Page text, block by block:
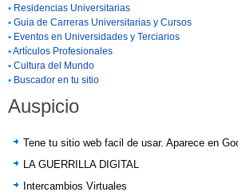
• Residencias Universitarias
• Guia de Carreras Universitarias y Cursos
• Eventos en Universidades y Terciarios
•Artículos Profesionales
• Cultura del Mundo
• Buscador en tu sitio
Auspicio
Tene tu sitio web facil de usar. Aparece en
LA GUERRILLA DIGITAL
Intercambios Virtuales